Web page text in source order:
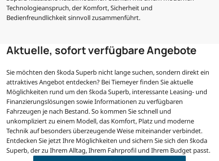
Technologieanspruch, der Komfort, Sicherheit und
Bedienfreundlichkeit sinnvoll zusammenführt.
Aktuelle, sofort verfügbare Angebote
Sie möchten den Škoda Superb nicht lange suchen, sondern direkt ein
attraktives Angebot entdecken? Bei Tiemeyer finden Sie aktuelle
Möglichkeiten rund um den Škoda Superb, interessante Leasing- und
Finanzierungslösungen sowie Informationen zu verfügbaren
Fahrzeugen je nach Bestand. So kommen Sie schnell und
unkompliziert zu einem Modell, das Komfort, Platz und moderne
Technik auf besonders überzeugende Weise miteinander verbindet.
Entdecken Sie jetzt Ihre Möglichkeiten und sichern Sie sich den Škoda
Superb, der zu Ihrem Alltag, Ihrem Fahrprofil und Ihrem Budget passt.